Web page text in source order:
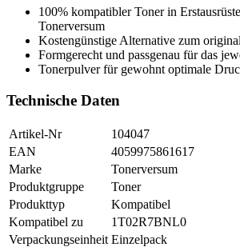
100% kompatibler Toner in
Tonerversum
Kostengünstige Alternative zum
Formgerecht und passgenau für das
Tonerpulver für gewohnt optimale
Technische Daten
Artikel-Nr
104047
EAN
4059975861617
Marke
Tonerversum
Produktgruppe
Toner
Produkttyp
Kompatibel
Kompatibel zu
1T02R7BNL0
Verpackungseinheit Einzelpack